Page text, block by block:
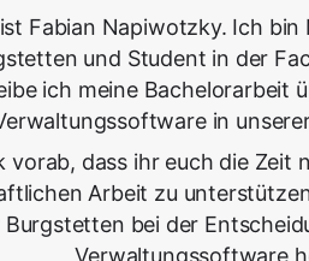
Fabian Napiwotzky. Ich bin
und Student in der
ich meine Bachelorarbeit
in
vorab, dass ihr euch die Zeit
Arbeit zu
Burgstetten bei der
Verwaltungssoftware